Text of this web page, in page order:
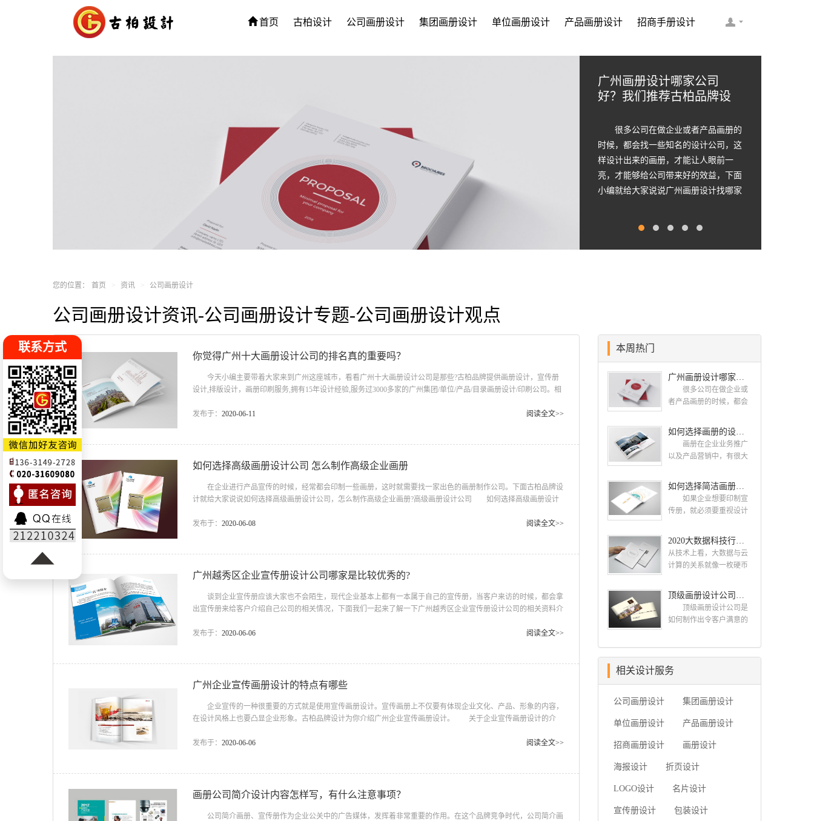
首页 古柏设计 公司画册设计 集团画册设计 单位画册设计 产品画册设计 招商手册设计
视于每
业务的
我们致
如何选择画册的设计公司
企业画册的设计步骤是怎
如何选择简洁画册设计公
司 画册设计要遵循哪些原
2020大数据科技行业画册
设计案例欣赏
顶级画册设计公司需要的
九个顶级创意设计
您的位置： 首页 资讯 公司画册设计
公司画册设计资讯-公司画册设计专题-公司画册设计观点
你觉得广州十大画册设计公司的排名真的重要吗？
今天小编主要带着大家来到广州这座城市，看看广州十大画册设计公司是那些?古柏品牌提供画册设计，宣传册
设计,排版设计，画册印刷服务,拥有15年设计经验,服务过3000多家的广州集团/单位/产品/目录画册设计/印刷公司。相
广，企业vi形象设计、平面设计、产品包装设计、高档画册设计、网站建设与推广的专业设计和传播机构。主创人员
发布于： 2020-06-11 阅读全文>>
如何选择高级画册设计公司 怎么制作高级企业画册
在企业进行产品宣传的时候，经常都会印制一些画册，这时就需要找一家出色的画册制作公司。下面古柏品牌设
计就给大家说说如何选择高级画册设计公司，怎么制作高级企业画册?高级画册设计公司 如何选择高级画册设计
影人员拍摄出真实有效且让人震惊的照片的能力;设计人员高水平的审美、熟练掌握制作软件，深谙画册设计罗辑的
发布于： 2020-06-08 阅读全文>>
广州越秀区企业宣传册设计公司哪家是比较优秀的?
谈到企业宣传册应该大家也不会陌生，现代企业基本上都有一本属于自己的宣传册，当客户来访的时候，都会拿
出宣传册来给客户介绍自己公司的相关情况，下面我们一起来了解一下广州越秀区企业宣传册设计公司的相关资料介
的排列到色彩的设定，从材质的挑选到印刷工艺的求新，都需要做整体的考虑和规划，然后合理调动一切设计要素，
发布于： 2020-06-06 阅读全文>>
广州企业宣传画册设计的特点有哪些
企业宣传的一种很重要的方式就是使用宣传画册设计。宣传画册上不仅要有体现企业文化、产品、形象的内容，
在设计风格上也要凸显企业形象。古柏品牌设计为你介绍广州企业宣传画册设计。 关于企业宣传画册设计的介
是在充分领会企业文化理念和企业品牌形象策略的基础上，将具体的产品理性、客观、全面、翔实地推介给消费者。
发布于： 2020-06-06 阅读全文>>
画册公司简介设计内容怎样写，有什么注意事项？
公司简介画册、宣传册作为企业公关中的广告媒体，发挥着非常重要的作用。在这个品牌竞争时代，公司简介画
本周热门
广州画册设计哪家公司好？我们推荐古柏品牌设计
很多公司在做企业或
者产品画册的时候，都会
这样设计出来的画册，才
能让人眼前一亮，才能够
给公司带来好的效益，下
司。 广州画册设计哪
家公司好？本地人都会选
择古柏品牌设计 广州
立于2004年，是由一群专
业、独特的IT精英组成的
团队。一直以来，古柏网
络应用的现状和趋势有很
深的...
如何选择画册的设计公司 企业画册的设计步骤是怎样的
画册在企业业务推广
以及产品营销中，有很大
视画册的设计。接下来古
柏品牌设计就给大家介绍
如何选择画册的设计公
公司 如何选择画册的
设计公司 一，设计水
准，这个可以通过设计公
一下，比如之前是否做过
类似的行业等等 二，
设计价格，设计费这块 整
500元/...
如何选择简洁画册设计公司 画册设计要遵循哪些原则
如果企业想要印制宣
传册，就必须要重视设计
家出色的设计公司。下面
古柏品牌设计就和大家一
同来看看如何选择简洁画
册设计公司 如何选择
简洁画册设计公司
一、看公司背景 互联
企业安全软件，客户们在
招标的过程中可以根据查
良好的企业。此外，投标
公司的...
2020大数据科技行业画册设计案例欣赏
从技术上看，大数据与云
计算的关系就像一枚硬币
大数据必然无法用单台的
计算机进行处理，必须采
用分布式架构。它的特色
托云计算的分布式处理、
虚拟化技术。最近古柏就
接到一项关于大数据科技
行业画册设计项目，下面
小编带来的这组大数据科
欣赏. 2020大数据科技行
顶级画册设计公司需要的九个顶级创意设计
顶级画册设计公司是
如何制作出令客户满意的
设计，让你的公司制作出
优秀精彩令客户满意的画
十个顶级创意设计一：在
开始之前了解你的目
的 当您在考虑如何设
计宣传册时，首先要问客
本宣传册。然后让他们确
只是想要一个，因为他们
如果他们为你提出了一个
相关设计服务
公司画册设计 集团画册设计
单位画册设计 产品画册设计
招商画册设计 画册设计
海报设计 折页设计
LOGO设计 名片设计
宣传册设计 包装设计
联系方式